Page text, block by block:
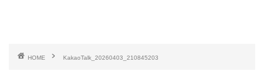
HOME KakaoTalk_20260403_210845203